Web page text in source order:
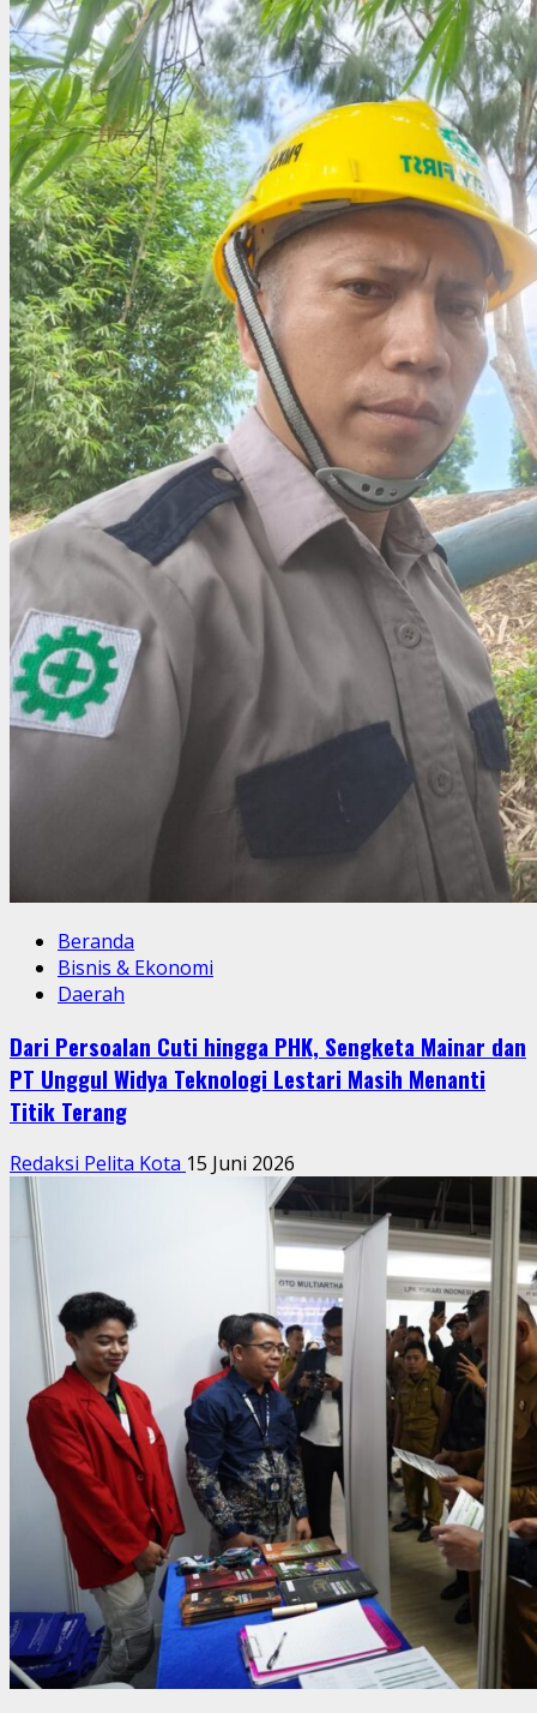
Beranda
Bisnis & Ekonomi
Daerah
Dari Persoalan Cuti hingga PHK, Sengketa Mainar dan
PT Unggul Widya Teknologi Lestari Masih Menanti
Titik Terang
Redaksi Pelita Kota 15 Juni 2026